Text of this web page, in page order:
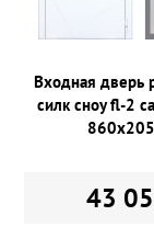
Входная дверь
силк сноу fl-2
43